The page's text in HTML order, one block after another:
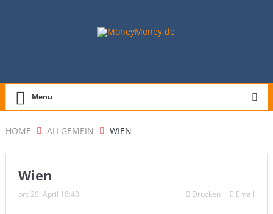
Menu
HOME ALLGEMEIN WIEN
Wien
on: 20. April 18:40 Drucken Email